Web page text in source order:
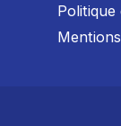
Politique